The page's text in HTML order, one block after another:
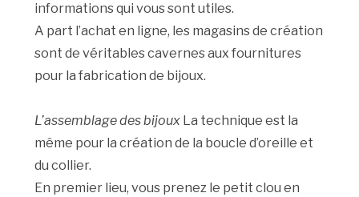
informations qui vous sont utiles.
A part l’achat en ligne, les magasins de création
sont de véritables cavernes aux fournitures
pour la fabrication de bijoux.
L’assemblage des bijoux La technique est la
même pour la création de la boucle d’oreille et
du collier.
En premier lieu, vous prenez le petit clou en